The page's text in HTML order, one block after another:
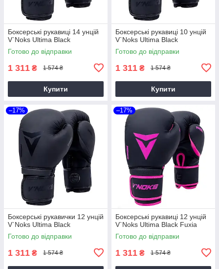
Боксерські рукавиці 14 унцій
V`Noks Ultima Black
Готово до відправки
1 311 ₴ 1 574 ₴
Купити
Боксерські рукавиці 10 унцій
V`Noks Ultima Black
Готово до відправки
1 311 ₴ 1 574 ₴
Купити
–17%
Боксерські рукавички 12 унцій
V`Noks Ultima Black
Готово до відправки
1 311 ₴ 1 574 ₴
–17%
Боксерські рукавиці 12 унцій
V`Noks Ultima Black Fuxia
Готово до відправки
1 311 ₴ 1 574 ₴